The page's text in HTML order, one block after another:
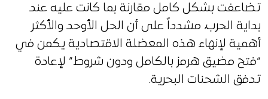
تضاعفت بشكل كامل مقارنة بما كانت عليه عند
بداية الحرب، مشدداً على أن الحل الأوحد والأكثر
أهمية لإنهاء هذه المعضلة الاقتصادية يكمن في
“فتح مضيق هرمز بالكامل ودون شروط” لإعادة
تدفق الشحنات البحرية.